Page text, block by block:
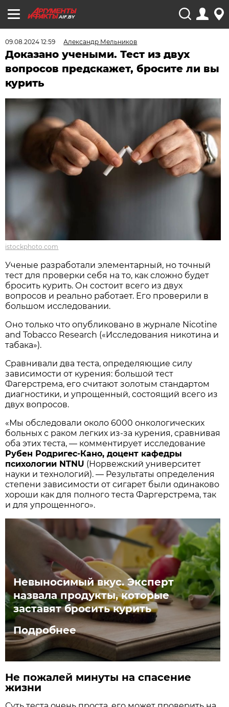
AIF.BY
09.08.2024 12:59 Александр Мельников
Доказано учеными. Тест из двух
вопросов предскажет, бросите ли вы
курить
istockphoto.com
Ученые разработали элементарный, но точный
тест для проверки себя на то, как сложно будет
бросить курить. Он состоит всего из двух
вопросов и реально работает. Его проверили в
большом исследовании.
Оно только что опубликовано в журнале Nicotine
and Tobacco Research («Исследования никотина и
табака»).
Сравнивали два теста, определяющие силу
зависимости от курения: большой тест
Фагерстрема, его считают золотым стандартом
диагностики, и упрощенный, состоящий всего из
двух вопросов.
«Мы обследовали около 6000 онкологических
больных с раком легких из-за курения, сравнивая
оба этих теста, — комментирует исследование
Рубен Родригес-Кано, доцент кафедры
психологии NTNU (Норвежский университет
науки и технологий). — Результаты определения
степени зависимости от сигарет были одинаково
хороши как для полного теста Фаргерстрема, так
и для упрощенного».
Невыносимый вкус. Эксперт
назвала продукты, которые
заставят бросить курить
Подробнее
Не пожалей минуты на спасение
жизни